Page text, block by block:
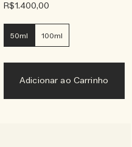
R$1.400,00
50ml 100ml
Adicionar ao Carrinho